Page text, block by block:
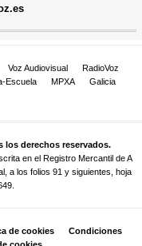
Voz Audiovisual
RadioVoz
Escuela MPXA
Galicia
los derechos reservados.
en el Registro Mercantil de A
a los folios 91 y siguientes, hoja
de cookies
Condiciones